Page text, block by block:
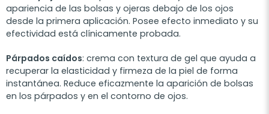
apariencia de las bolsas y ojeras debajo de los ojos
desde la primera aplicación. Posee efecto inmediato y su
efectividad está clínicamente probada.
Párpados caídos: crema con textura de gel que ayuda a
recuperar la elasticidad y firmeza de la piel de forma
instantánea. Reduce eficazmente la aparición de bolsas
en los párpados y en el contorno de ojos.